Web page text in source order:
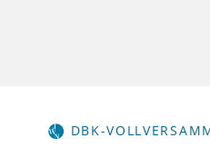
DBK-